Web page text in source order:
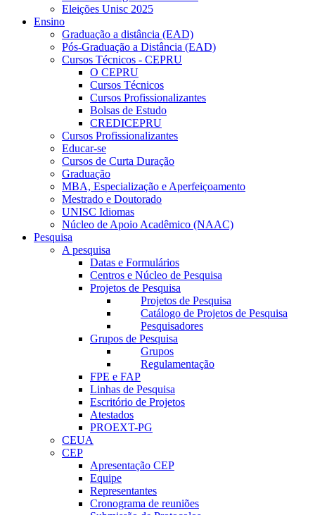
Eleições Unisc 2025
Ensino
Graduação a distância (EAD)
Pós-Graduação a Distância (EAD)
Cursos Técnicos - CEPRU
O CEPRU
Cursos Técnicos
Cursos Profissionalizantes
Bolsas de Estudo
CREDICEPRU
Cursos Profissionalizantes
Educar-se
Cursos de Curta Duração
Graduação
MBA, Especialização e Aperfeiçoamento
Mestrado e Doutorado
UNISC Idiomas
Núcleo de Apoio Acadêmico (NAAC)
Pesquisa
A pesquisa
Datas e Formulários
Centros e Núcleo de Pesquisa
Projetos de Pesquisa
Projetos de Pesquisa
Catálogo de Projetos de Pesquisa
Pesquisadores
Grupos de Pesquisa
Grupos
Regulamentação
FPE e FAP
Linhas de Pesquisa
Escritório de Projetos
Atestados
PROEXT-PG
CEUA
CEP
Apresentação CEP
Equipe
Representantes
Cronograma de reuniões